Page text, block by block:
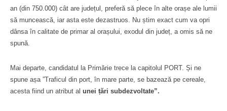
an (din 750.000) cât are județul, preferă să plece în alte orașe ale lumii
să muncească, iar asta este dezastruos. Nu știm exact cum va opri
dânsa în calitate de primar al orașului, exodul din județ, a omis să ne
spună.
Mai departe, candidatul la Primărie trece la capitolul PORT. Și ne
spune așa ”Traficul din port, în mare parte, se bazează pe cereale,
acesta fiind un atribut al unei țări subdezvoltate”.